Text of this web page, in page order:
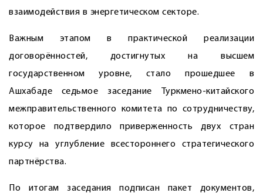
взаимодействия в энергетическом секторе.
Важным этапом в практической реализации
договорённостей, достигнутых на высшем
государственном уровне, стало прошедшее в
Ашхабаде седьмое заседание Туркмено-китайского
межправительственного комитета по сотрудничеству,
которое подтвердило приверженность двух стран
курсу на углубление всестороннего стратегического
партнёрства.
По итогам заседания подписан пакет документов,